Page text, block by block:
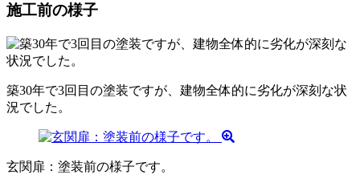
施工前の様子
築30年で3回目の塗装ですが、建物全体的に劣化が深刻な状
況でした。
玄関扉：塗装前の様子です。